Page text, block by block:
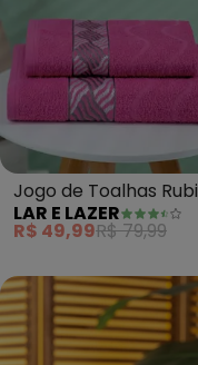
Jogo de Toalhas Rubi
(Pink) 2 Peças
LAR E LAZER
R$ 49,99R$ 79,99